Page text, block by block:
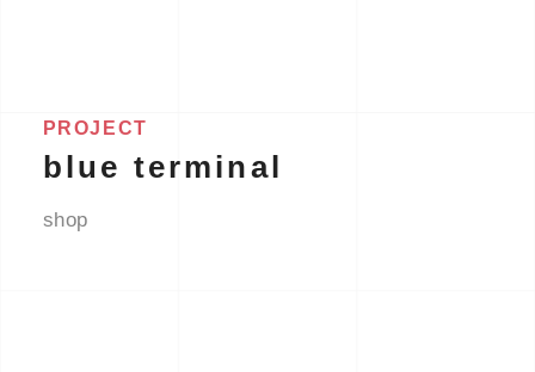
PROJECT
blue terminal
shop